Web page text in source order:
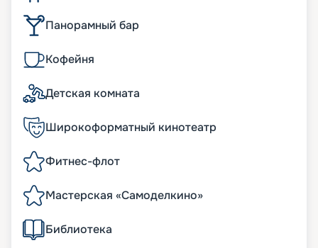
Панорамный бар
Кофейня
Детская комната
Широкоформатный кинотеатр
Фитнес-флот
Мастерская «Самоделкино»
Библиотека